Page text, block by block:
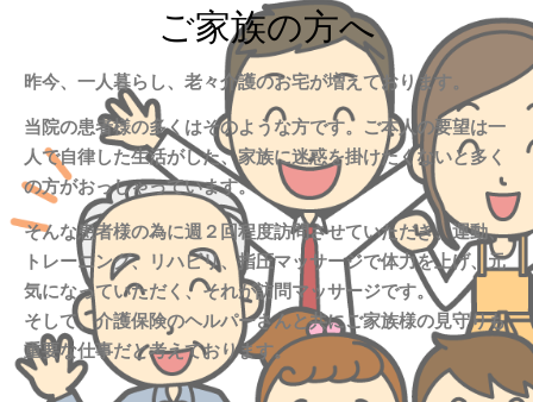
ご家族の方へ
昨今、一人暮らし、老々介護のお宅が増えております。
当院の患者様の多くはそのような方です。ご本人の要望は一
人で自律した生活がした、家族に迷惑を掛けたくないと多く
の方がおっしゃっています。
そんな患者様の為に週２回程度訪問させていただき、運動、
トレーニング、リハビリ、指圧マッサージで体力を上げ、元
気になっていただく、それが訪問マッサージです。
そして、介護保険のヘルパーさんと共にご家族様の見守りも
重要な仕事だと考えております。